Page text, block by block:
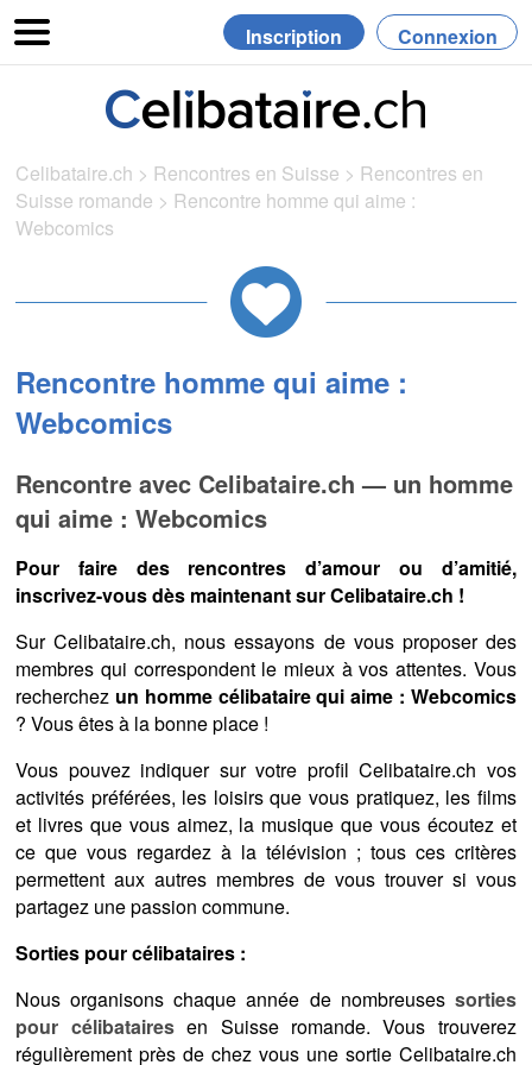
Inscription Connexion
Celibataire.ch > Rencontres en Suisse > Rencontres en
Suisse romande > Rencontre homme qui aime :
Webcomics
Rencontre homme qui aime :
Webcomics
Rencontre avec Celibataire.ch — un homme
qui aime : Webcomics
Pour faire des rencontres d’amour ou d’amitié,
inscrivez-vous dès maintenant sur Celibataire.ch !
Sur Celibataire.ch, nous essayons de vous proposer des
membres qui correspondent le mieux à vos attentes. Vous
recherchez un homme célibataire qui aime : Webcomics
? Vous êtes à la bonne place !
Vous pouvez indiquer sur votre profil Celibataire.ch vos
activités préférées, les loisirs que vous pratiquez, les films
et livres que vous aimez, la musique que vous écoutez et
ce que vous regardez à la télévision ; tous ces critères
permettent aux autres membres de vous trouver si vous
partagez une passion commune.
Sorties pour célibataires :
Nous organisons chaque année de nombreuses sorties
pour célibatairesen Suisse romande. Vous trouverez
régulièrement près de chez vous une sortie Celibataire.ch